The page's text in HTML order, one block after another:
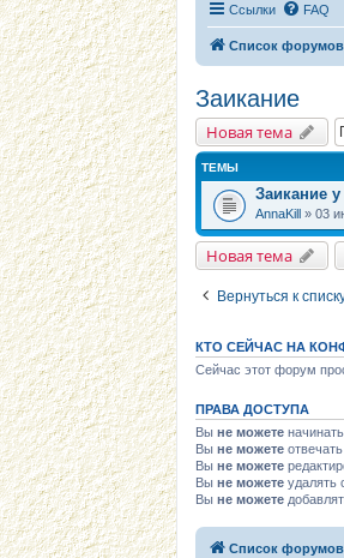
Ссылки FAQ
Список форумов
Заикание
Новая тема
ТЕМЫ
Заикание
AnnaKill » 03
Новая тема
Вернуться к
КТО СЕЙЧАС НА
Сейчас этот форум
ПРАВА ДОСТУПА
Вы не можете
Вы не можете
Вы не можете
Вы не можете удалять
Вы не можете
Список форумов